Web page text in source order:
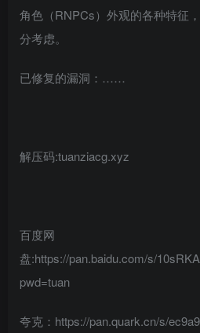
角色（RNPCs）外观的各种特征
分考虑。
已修复的漏洞：……
解压码:tuanziacg.xyz
百度网
盘:https://pan.baidu.com/s/
pwd=tuan
夸克：https://pan.quark.cn/s/